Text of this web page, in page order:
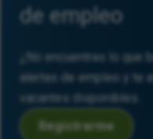
de empleo
¿No encuentras lo que
alertas de empleo y te
vacantes disponibles.
Registrarme